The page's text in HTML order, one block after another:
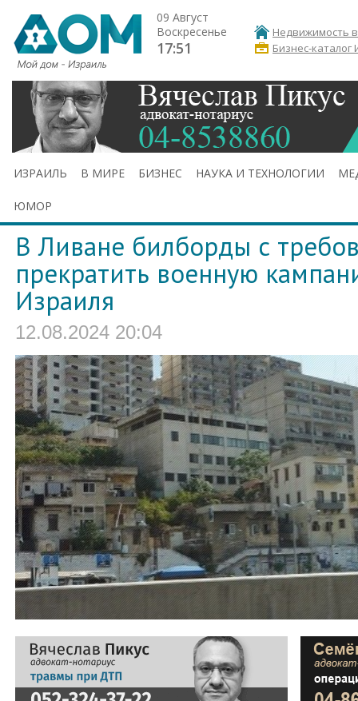
09 Август
Воскресенье
17:51
Недвижимость
Бизнес-каталог
ИЗРАИЛЬ В МИРЕ БИЗНЕС НАУКА И ТЕХНОЛОГИИ
ЮМОР
В Ливане билборды с
прекратить военную
Израиля
12.08.2024 20:04